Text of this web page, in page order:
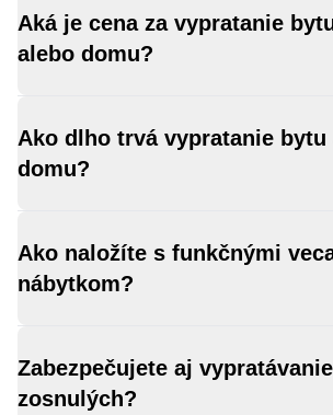
Aká je cena za vypratanie
alebo domu?
Ako dlho trvá vypratanie bytu
domu?
Ako naložíte s funkčnými
nábytkom?
Zabezpečujete aj
zosnulých?